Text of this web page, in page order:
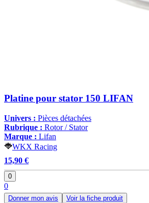
Platine pour stator 150 LIFAN
Univers : Pièces détachées
Rubrique : Rotor / Stator
Marque : Lifan
WKX Racing
15,90 €
0
0
Donner mon avis Voir la fiche produit